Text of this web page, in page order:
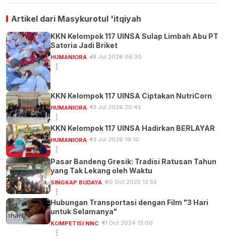
Artikel dari Masykurotul 'itqiyah
KKN Kelompok 117 UINSA Sulap Limbah Abu PT
Satoria Jadi Briket
HUMANIORA 18 Jul 2026 06:30
KKN Kelompok 117 UINSA Ciptakan NutriCorn
HUMANIORA 13 Jul 2026 20:45
KKN Kelompok 117 UINSA Hadirkan BERLAYAR
HUMANIORA 13 Jul 2026 19:10
Pasar Bandeng Gresik: Tradisi Ratusan Tahun
yang Tak Lekang oleh Waktu
SINGKAP BUDAYA 30 Oct 2025 12:55
Hubungan Transportasi dengan Film "3 Hari
untuk Selamanya"
KOMPETISI NNC 11 Oct 2024 13:00